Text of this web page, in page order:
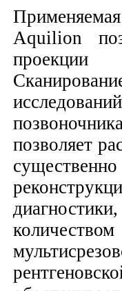
Aquilion
проекции
позволяет